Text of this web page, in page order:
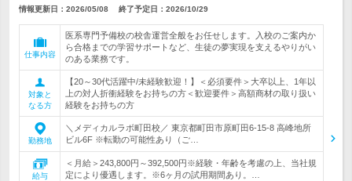
情報更新日：2026/05/08 終了予定日： 2026/10/29
仕事内容
医系専門予備校の校舎運営全般をお任せします。入校のご案内か
ら合格までの学習サポートなど、生徒の夢実現を支えるやりがい
のある業務です。
対象と
なる方
【20～30代活躍中/未経験歓迎！】＜必須要件＞大卒以上、1年以
上の対人折衝経験をお持ちの方＜歓迎要件＞高額商材の取り扱い
経験をお持ちの方
勤務地
＼メディカルラボ町田校／ 東京都町田市原町田6-15-8 高峰地所
ビル6F ※転勤の可能性あり（ご…
給与
＜月給＞243,800円～392,500円※経験・年齢を考慮の上、当社規
定により優遇します。※6ヶ月の試用期間あり。…